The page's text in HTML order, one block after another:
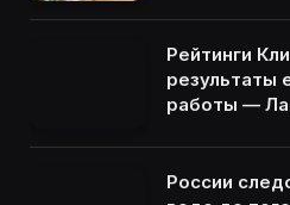
Рейтинги
результаты
работы —
России